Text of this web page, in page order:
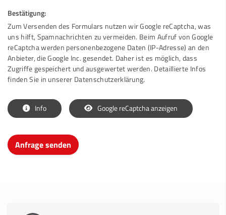
Bestätigung:
Zum Versenden des Formulars nutzen wir Google reCaptcha, was
uns hilft, Spamnachrichten zu vermeiden. Beim Aufruf von Google
reCaptcha werden personenbezogene Daten (IP-Adresse) an den
Anbieter, die Google Inc. gesendet. Daher ist es möglich, dass
Zugriffe gespeichert und ausgewertet werden. Detaillierte Infos
finden Sie in unserer Datenschutzerklärung.
Info Google reCaptcha anzeigen